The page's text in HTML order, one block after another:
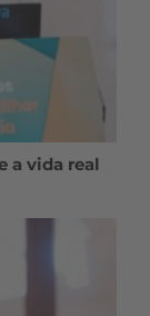
a vida real